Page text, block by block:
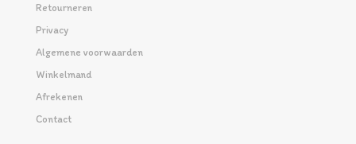
Retourneren
Privacy
Algemene voorwaarden
Winkelmand
Afrekenen
Contact